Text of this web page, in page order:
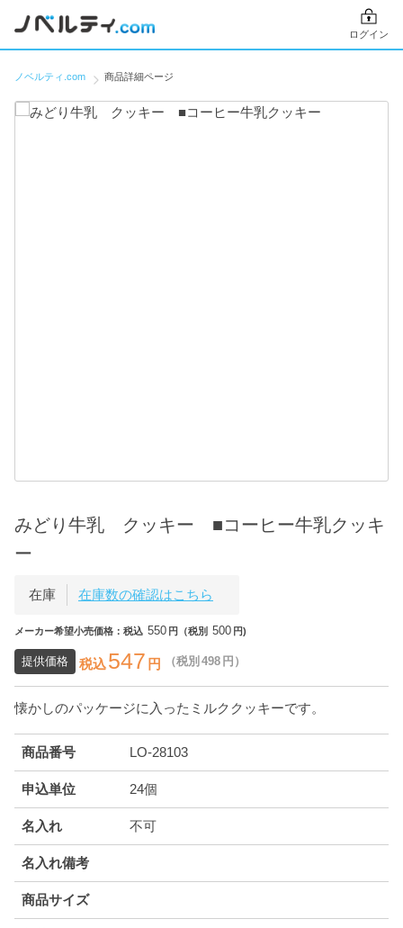
ログイン
ノベルティ.com 商品詳細ページ
みどり牛乳 クッキー ■コーヒー牛乳クッキ
ー
在庫 在庫数の確認はこちら
メーカー希望小売価格：税込 550 円（税別 500 円)
提供価格 税込547 円 （税別 498 円）
懐かしのパッケージに入ったミルククッキーです。
商品番号 LO-28103
申込単位 24個
名入れ 不可
名入れ備考
商品サイズ